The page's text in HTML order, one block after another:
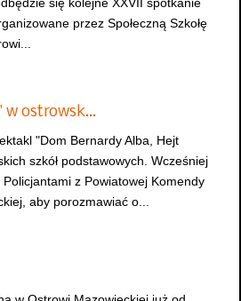
przez Społeczną Szkołę
w ostrowsk…
"Dom Bernardy Alba, Hejt
szkół podstawowych. Wcześniej
Policjantami z Powiatowej Komendy
aby porozmawiać o...